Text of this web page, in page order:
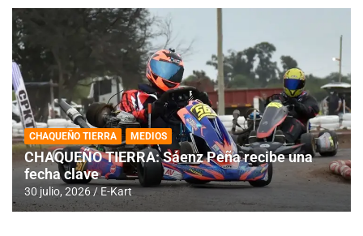
CHAQUEÑO TIERRA MEDIOS
CHAQUEÑO TIERRA: Sáenz Peña recibe una
fecha clave
30 julio, 2026 E-Kart